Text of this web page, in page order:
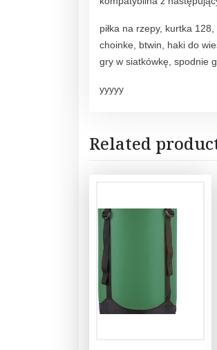
piłka na rzepy, kurtka
choinke, btwin, haki do
gry w siatkówkę, spodnie
yyyyy
Related